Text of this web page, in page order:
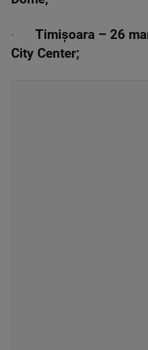
· Timișoara – 26
City Center;